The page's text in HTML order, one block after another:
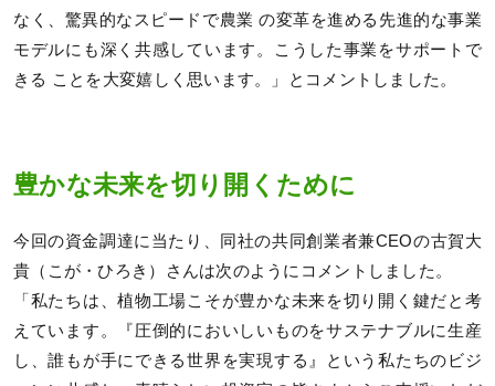
なく、驚異的なスピードで農業 の変革を進める先進的な事業
モデルにも深く共感しています。こうした事業をサポートで
きる ことを大変嬉しく思います。」とコメントしました。
豊かな未来を切り開くために
今回の資金調達に当たり、同社の共同創業者兼CEOの古賀大
貴（こが・ひろき）さんは次のようにコメントしました。
「私たちは、植物工場こそが豊かな未来を切り開く鍵だと考
えています。『圧倒的においしいものをサステナブルに生産
し、誰もが手にできる世界を実現する』という私たちのビジ